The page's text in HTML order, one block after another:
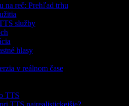
na reč: Prehľad trhu
služby
hlasy
v reálnom čase
TTS
TTS najrealistickejšie?